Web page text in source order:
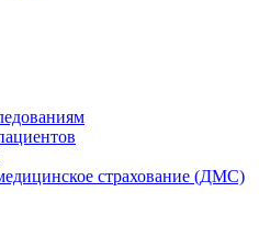
страхование (ДМС)